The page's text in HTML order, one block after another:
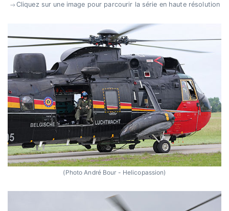
Cliquez sur une image pour parcourir la série en haute résolution
(Photo André Bour - Helicopassion)